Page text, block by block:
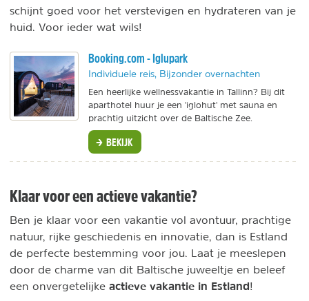
schijnt goed voor het verstevigen en hydrateren van je
huid. Voor ieder wat wils!
Booking.com - Iglupark
Individuele reis, Bijzonder overnachten
Een heerlijke wellnessvakantie in Tallinn? Bij dit
aparthotel huur je een 'iglohut' met sauna en
prachtig uitzicht over de Baltische Zee.
BEKIJK
Klaar voor een actieve vakantie?
Ben je klaar voor een vakantie vol avontuur, prachtige
natuur, rijke geschiedenis en innovatie, dan is Estland
de perfecte bestemming voor jou. Laat je meeslepen
door de charme van dit Baltische juweeltje en beleef
een onvergetelijke actieve vakantie in Estland!